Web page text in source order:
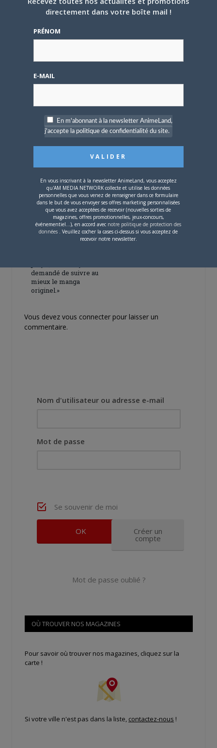
L’AnimeLand Hors-Série
4 AOÛT 2026 0
4 JUILLET 2026 0
demandé de suivre au
mieux le manga
originel.»
Vous devez vous connecter pour laisser un
commentaire.
Nom d'utilisateur ou adresse e-mail
Mot de passe
Se souvenir de moi
Créer un
compte
Mot de passe oublié ?
OÙ TROUVER NOS MAGAZINES
Pour savoir où trouver nos magazines, cliquez sur la
carte !
Si votre ville n'est pas dans la liste, contactez-nous !
directement dans votre boîte mail !
PRÉNOM
E-MAIL
En m'abonnant à la newsletter AnimeLand,
j'accepte la politique de confidentialité du site.
En vous inscrivant à la newsletter AnimeLand, vous acceptez
qu'AM MEDIA NETWORK collecte et utilise les données
personnelles que vous venez de renseigner dans ce formulaire
dans le but de vous envoyer ses offres marketing personnalisées
que vous avez acceptées de recevoir (nouvelles sorties de
magazines, offres promotionnelles, jeux-concours,
événementiel...), en accord avec notre politique de protection des
données . Veuillez cocher la cases ci-dessus si vous acceptez de
recevoir notre newsletter.